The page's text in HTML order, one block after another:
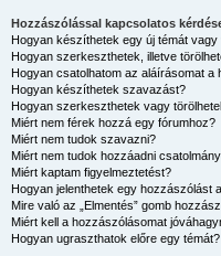
Hozzászólással kapcsolatos
Hogyan készíthetek egy új témát
Hogyan szerkeszthetek, illetve
Hogyan csatolhatom az aláírásomat a
Hogyan készíthetek szavazást?
Hogyan szerkeszthetek vagy
Miért nem férek hozzá egy fórumhoz?
Miért nem tudok szavazni?
Miért nem tudok hozzáadni
Miért kaptam figyelmeztetést?
Hogyan jelenthetek egy hozzászólást
Mire való az „Elmentés” gomb
Miért kell a hozzászólásomat
Hogyan ugraszthatok előre egy témát?